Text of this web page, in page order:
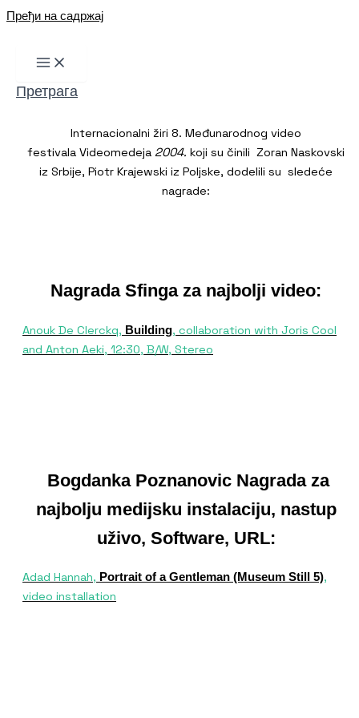
Пређи на садржај
Претрага
Internacionalni žiri 8. Međunarodnog video
festivala Videomedeja 2004. koji su činili Zoran Naskovski
iz Srbije, Piotr Krajewski iz Poljske, dodelili su sledeće
nagrade:
Nagrada Sfinga za najbolji video:
Anouk De Clerckq, Building, collaboration with Joris Cool
and Anton Aeki, 12:30, B/W, Stereo
Bogdanka Poznanovic Nagrada za
najbolju medijsku instalaciju, nastup
uživo, Software, URL:
Adad Hannah, Portrait of a Gentleman (Museum Still 5),
video installation